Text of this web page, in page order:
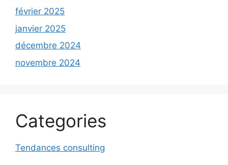
février 2025
janvier 2025
décembre 2024
novembre 2024
Categories
Tendances consulting